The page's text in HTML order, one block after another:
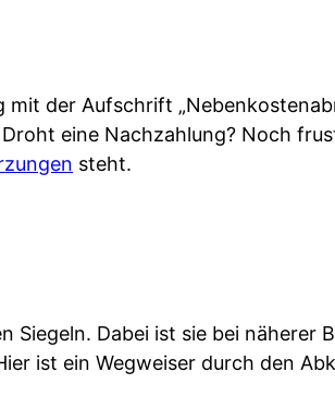
der Aufschrift
eine Nachzahlung? Noch
steht.
Siegeln. Dabei ist sie bei
ist ein Wegweiser durch den